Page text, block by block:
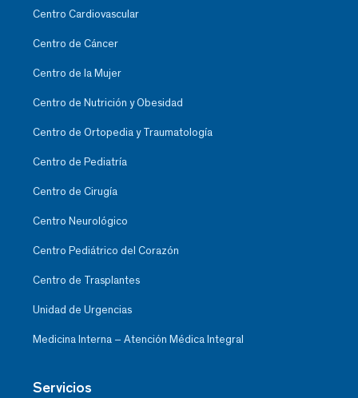
Centro Cardiovascular
Centro de Cáncer
Centro de la Mujer
Centro de Nutrición y Obesidad
Centro de Ortopedia y Traumatología
Centro de Pediatría
Centro de Cirugía
Centro Neurológico
Centro Pediátrico del Corazón
Centro de Trasplantes
Unidad de Urgencias
Medicina Interna – Atención Médica Integral
Servicios